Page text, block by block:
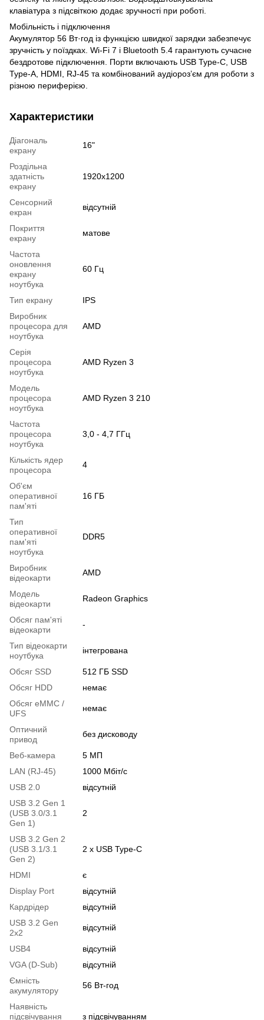
клавіатура з підсвіткою додає зручності при роботі.
Мобільність і підключення
Акумулятор 56 Вт·год із функцією швидкої зарядки забезпечує
зручність у поїздках. Wi-Fi 7 і Bluetooth 5.4 гарантують сучасне
бездротове підключення. Порти включають USB Type-C, USB
Type-A, HDMI, RJ-45 та комбінований аудіороз’єм для роботи з
різною периферією.
Характеристики
Діагональ
екрану
16"
Роздільна
здатність
екрану
1920x1200
Сенсорний
екран
відсутній
Покриття
екрану
матове
Частота
оновлення
екрану
ноутбука
60 Гц
Тип екрану
IPS
Виробник
процесора для
ноутбука
AMD
Серія
процесора
ноутбука
AMD Ryzen 3
Модель
процесора
ноутбука
AMD Ryzen 3 210
Частота
процесора
ноутбука
3,0 - 4,7 ГГц
Кількість ядер
процесора
4
Об'єм
оперативної
пам'яті
16 ГБ
Тип
оперативної
пам'яті
ноутбука
DDR5
Виробник
відеокарти
AMD
Модель
відеокарти
Radeon Graphics
Обсяг пам'яті
відеокарти
-
Тип відеокарти
ноутбука
інтегрована
Обсяг SSD
512 ГБ SSD
Обсяг HDD
немає
Обсяг eMMC /
UFS
немає
Оптичний
привод
без дисководу
Веб-камера
5 МП
LAN (RJ-45)
1000 Мбіт/с
USB 2.0
відсутній
USB 3.2 Gen 1
(USB 3.0/3.1
Gen 1)
2
USB 3.2 Gen 2
(USB 3.1/3.1
Gen 2)
2 x USB Type-C
HDMI
є
Display Port
відсутній
Кардрідер
відсутній
USB 3.2 Gen
2x2
відсутній
USB4
відсутній
VGA (D-Sub)
відсутній
Ємність
акумулятору
56 Вт-год
Наявність
підсвічування
з підсвічуванням